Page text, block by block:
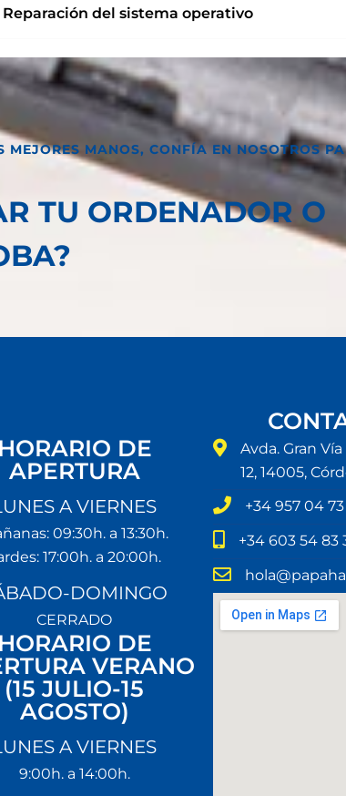
del sistema operativo
MANOS, CONFÍA EN NOSOTROS
TU ORDENADOR O
DE
APERTURA
A VIERNES
09:30h. a 13:30h.
17:00h. a 20:00h.
DOMINGO
CERRADO
DE
VERANO
(15 JULIO-15
AGOSTO)
A VIERNES
9:00h. a 14:00h.
Avda. Gran
12, 14005,
+34 957 04 73
+34 603 54 83